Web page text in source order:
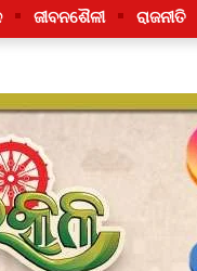
ଜୀବନଶୈଳୀ ରାଜନୀତି